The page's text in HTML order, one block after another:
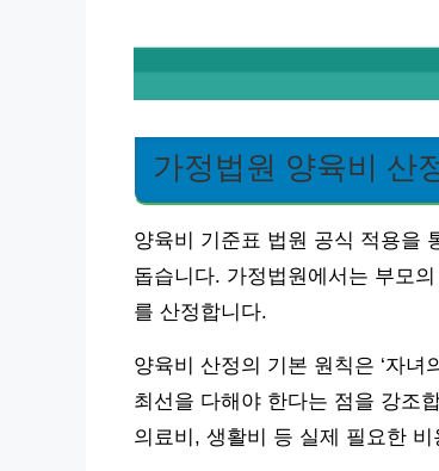
가정법원 양육비 산
양육비 기준표 법원 공식 적용을
돕습니다. 가정법원에서는 부모
를 산정합니다.
양육비 산정의 기본 원칙은 ‘자
최선을 다해야 한다는 점을 강조
의료비, 생활비 등 실제 필요한